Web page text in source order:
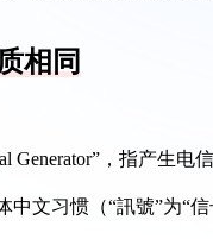
相同
，指产生电
文习惯（“訊號”为“